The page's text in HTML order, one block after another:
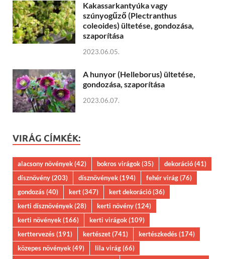
Kakassarkantyúka vagy
szúnyogűző (Plectranthus
coleoides) ültetése, gondozása,
szaporítása
2023.06.05.
A hunyor (Helleborus) ültetése,
gondozása, szaporítása
2023.06.07.
VIRÁG CÍMKÉK:
alacsony növények(42) bokros virágok(35) dekoráció(41)
dísznövény(203) dísznövények(194) fehér virág(76)
gondozás(40) kert(347) kert dekoráció(36)
kerti dísznövények(28) kerti növény(124)
kerti növények(166) kerti virágok(109)
kerttervezés(191) kertészet(741) kertészkedés(174)
közepes növények(49) lila virág(66)